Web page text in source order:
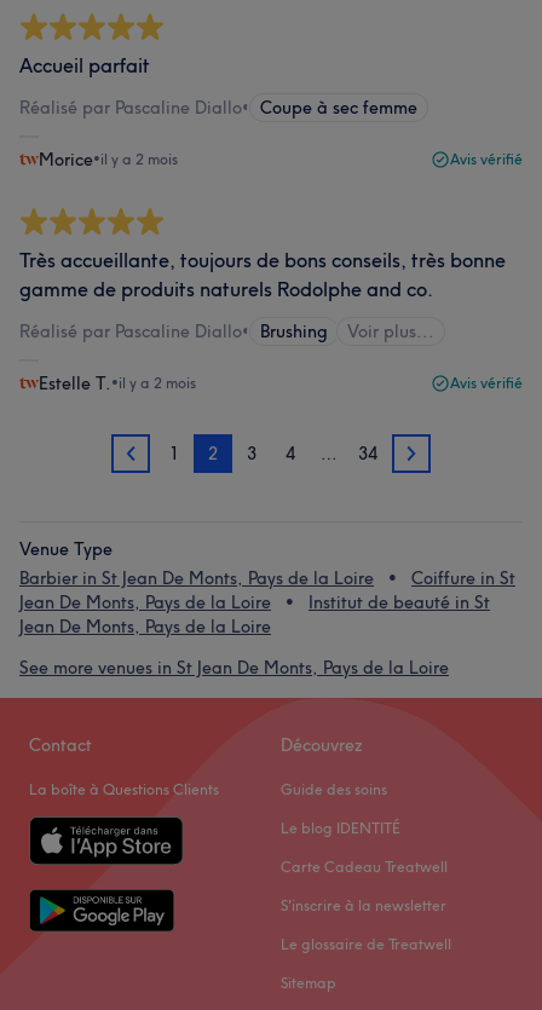
Accueil parfait
Réalisé par Pascaline Diallo• Coupe à sec femme
Morice•il y a 2 mois Avis vérifié
Très accueillante, toujours de bons conseils, très bonne
gamme de produits naturels Rodolphe and co.
Réalisé par Pascaline Diallo• Brushing Voir plus...
Estelle T. •il y a 2 mois Avis vérifié
1 1 2 3 4 … 34 3
Venue Type
Barbier in St Jean De Monts, Pays de la Loire
Coiffure in St
Jean De Monts, Pays de la Loire
Institut de beauté in St
Jean De Monts, Pays de la Loire
See more venues in St Jean De Monts, Pays de la Loire
Contact
La boîte à Questions Clients
Découvrez
Guide des soins
Le blog IDENTITÉ
Carte Cadeau Treatwell
S'inscrire à la newsletter
Le glossaire de Treatwell
Sitemap